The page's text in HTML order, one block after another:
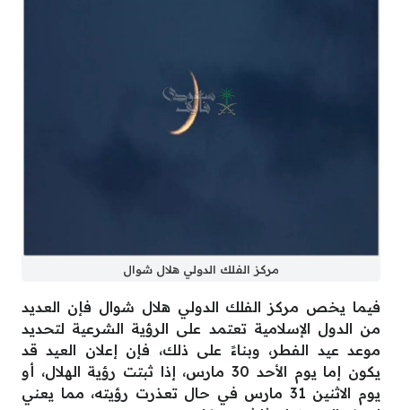
مركز الفلك الدولي هلال شوال
فيما يخص مركز الفلك الدولي هلال شوال فإن العديد
من الدول الإسلامية تعتمد على الرؤية الشرعية لتحديد
موعد عيد الفطر، وبناءً على ذلك، فإن إعلان العيد قد
يكون إما يوم الأحد 30 مارس، إذا ثبتت رؤية الهلال، أو
يوم الاثنين 31 مارس في حال تعذرت رؤيته، مما يعني